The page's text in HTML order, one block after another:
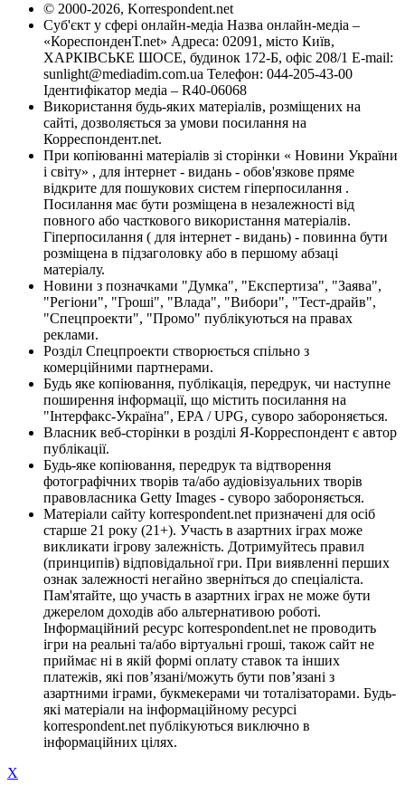
© 2000-2026, Korrespondent.net
Суб'єкт у сфері онлайн-медіа Назва онлайн-медіа –
«КореспонденТ.net» Адреса: 02091, місто Київ,
ХАРКІВСЬКЕ ШОСЕ, будинок 172-Б, офіс 208/1 E-mail:
sunlight@mediadim.com.ua Телефон: 044-205-43-00
Ідентифікатор медіа – R40-06068
Використання будь-яких матеріалів, розміщених на
сайті, дозволяється за умови посилання на
Корреспондент.net.
При копіюванні матеріалів зі сторінки « Новини України
і світу» , для інтернет - видань - обов'язкове пряме
відкрите для пошукових систем гіперпосилання .
Посилання має бути розміщена в незалежності від
повного або часткового використання матеріалів.
Гіперпосилання ( для інтернет - видань) - повинна бути
розміщена в підзаголовку або в першому абзаці
матеріалу.
Новини з позначками "Думка", "Експертиза", "Заява",
"Регіони", "Гроші", "Влада", "Вибори", "Тест-драйв",
"Спецпроекти", "Промо" публікуються на правах
реклами.
Розділ Спецпроекти створюється спільно з
комерційними партнерами.
Будь яке копіювання, публікація, передрук, чи наступне
поширення інформації, що містить посилання на
"Інтерфакс-Україна", EPA / UPG, суворо забороняється.
Власник веб-сторінки в розділі Я-Корреспондент є автор
публікації.
Будь-яке копіювання, передрук та відтворення
фотографічних творів та/або аудіовізуальних творів
правовласника Getty Images - суворо забороняється.
Матеріали сайту korrespondent.net призначені для осіб
старше 21 року (21+). Участь в азартних іграх може
викликати ігрову залежність. Дотримуйтесь правил
(принципів) відповідальної гри. При виявленні перших
ознак залежності негайно зверніться до спеціаліста.
Пам'ятайте, що участь в азартних іграх не може бути
джерелом доходів або альтернативою роботі.
Інформаційний ресурс korrespondent.net не проводить
ігри на реальні та/або віртуальні гроші, також сайт не
приймає ні в якій формі оплату ставок та інших
платежів, які пов’язані/можуть бути пов’язані з
азартними іграми, букмекерами чи тоталізаторами. Будь-
які матеріали на інформаційному ресурсі
korrespondent.net публікуються виключно в
інформаційних цілях.
X